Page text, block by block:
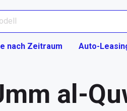
nach Zeitraum Auto-
al-